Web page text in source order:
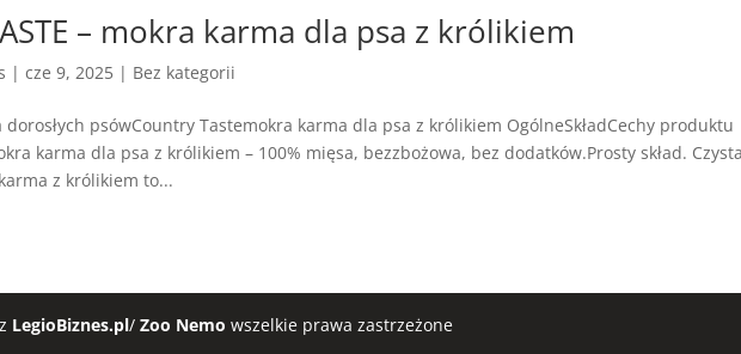
– mokra karma dla psa z królikiem
|cze 9, 2025 | Bez kategorii
psówCountry Tastemokra karma dla psa z królikiem OgólneSkładCechy produktu
karma dla psa z królikiem – 100% mięsa, bezzbożowa, bez dodatków.Prosty skład.
z królikiem to...
LegioBiznes.pl/Zoo Nemo wszelkie prawa zastrzeżone